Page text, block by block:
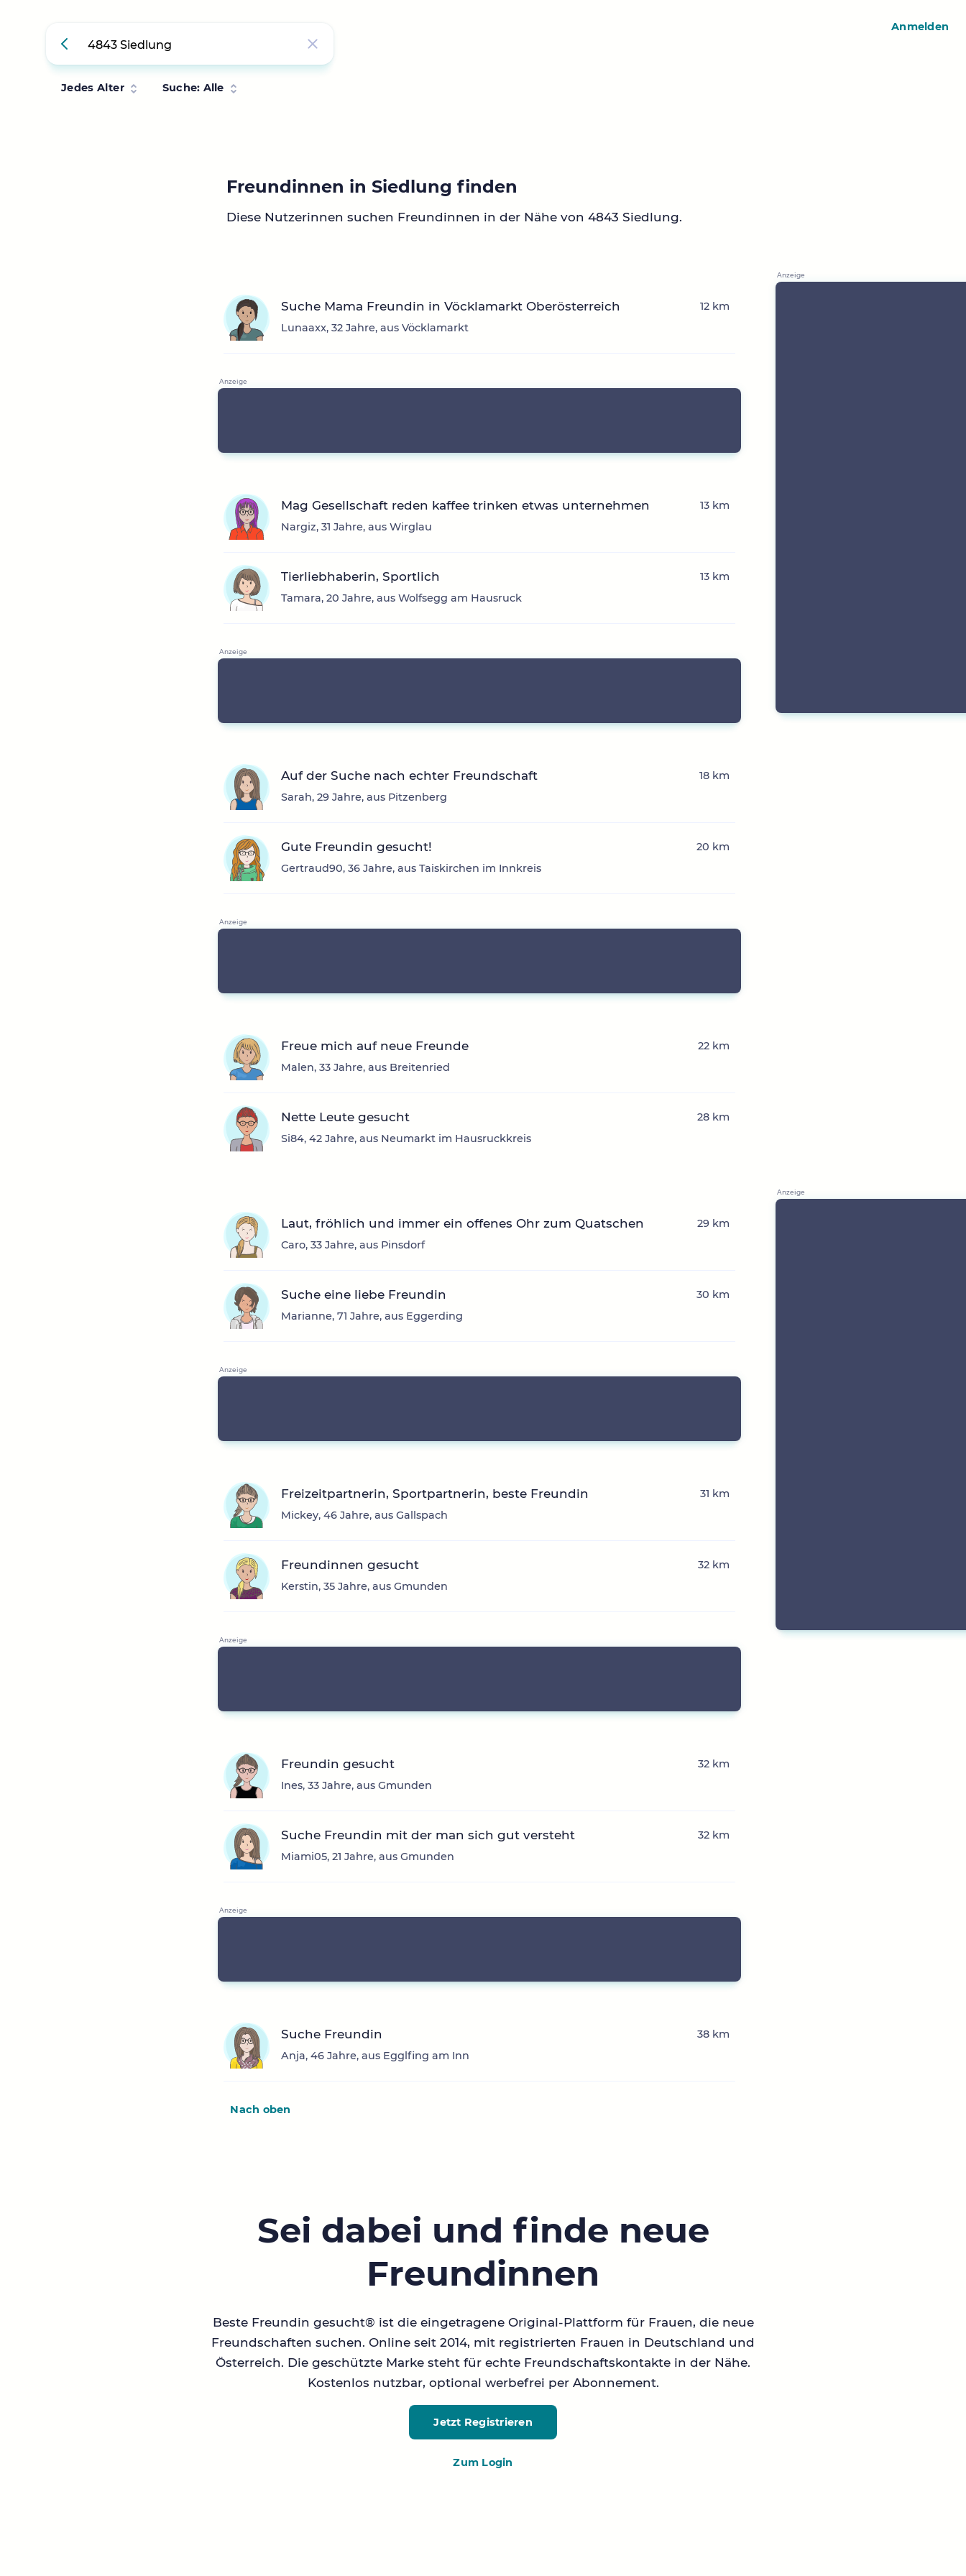
Jedes Alter Suche: Alle
Freundinnen in Siedlung finden
Diese Nutzerinnen suchen Freundinnen in der Nähe von 4843 Siedlung.
Suche Mama Freundin in Vöcklamarkt Oberösterreich
Lunaaxx, 32 Jahre, aus Vöcklamarkt
12 km
Mag Gesellschaft reden kaffee trinken etwas unternehmen
Nargiz, 31 Jahre, aus Wirglau
13 km
Tierliebhaberin, Sportlich
Tamara, 20 Jahre, aus Wolfsegg am Hausruck
13 km
Auf der Suche nach echter Freundschaft
Sarah, 29 Jahre, aus Pitzenberg
18 km
Gute Freundin gesucht!
Gertraud90, 36 Jahre, aus Taiskirchen im Innkreis
20 km
Freue mich auf neue Freunde
Malen, 33 Jahre, aus Breitenried
22 km
Nette Leute gesucht
Si84, 42 Jahre, aus Neumarkt im Hausruckkreis
28 km
Laut, fröhlich und immer ein offenes Ohr zum Quatschen
Caro, 33 Jahre, aus Pinsdorf
29 km
Suche eine liebe Freundin
Marianne, 71 Jahre, aus Eggerding
30 km
Freizeitpartnerin, Sportpartnerin, beste Freundin
Mickey, 46 Jahre, aus Gallspach
31 km
Freundinnen gesucht
Kerstin, 35 Jahre, aus Gmunden
32 km
Freundin gesucht
Ines, 33 Jahre, aus Gmunden
32 km
Suche Freundin mit der man sich gut versteht
Miami05, 21 Jahre, aus Gmunden
32 km
Suche Freundin
Anja, 46 Jahre, aus Egglfing am Inn
38 km
Nach oben
Sei dabei und finde neue
Freundinnen
Beste Freundin gesucht® ist die eingetragene Original-Plattform für Frauen, die neue
Freundschaften suchen. Online seit 2014, mit registrierten Frauen in Deutschland und
Österreich. Die geschützte Marke steht für echte Freundschaftskontakte in der Nähe.
Kostenlos nutzbar, optional werbefrei per Abonnement.
Jetzt Registrieren
Zum Login
Anmelden